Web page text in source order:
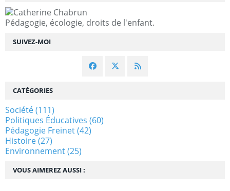
SUIVEZ-MOI
Pédagogie, écologie, droits de l'enfant.
VOUS AIMEREZ AUSSI :
CATÉGORIES
Société(111)
Politiques Éducatives (60)
Pédagogie Freinet(42)
Histoire(27)
Environnement(25)